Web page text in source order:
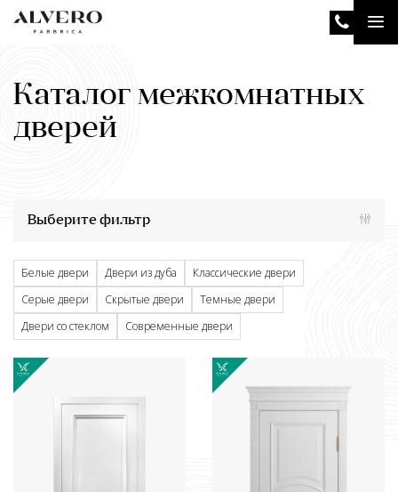
Перейти
Каталог межкомнатных
дверей
Выберите фильтр
Белые двери Двери из дуба
Классические двери
Серые двери
Скрытые двери
Темные двери
Двери со стеклом
Современные двери